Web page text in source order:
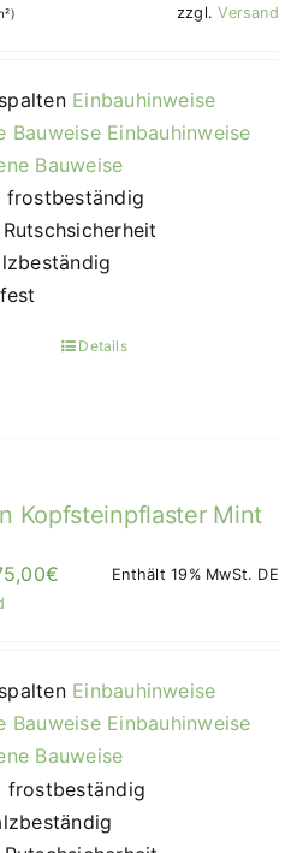
zzgl.Versand
Einbauhinweise
Bauweise Einbauhinweise
Bauweise
frostbeständig
Dieses
auf.
Optionen
Details
Kopfsteinpflaster Mint
€ Preisspanne:
Enthält 19% MwSt. DE
Einbauhinweise
Bauweise Einbauhinweise
Bauweise
frostbeständig